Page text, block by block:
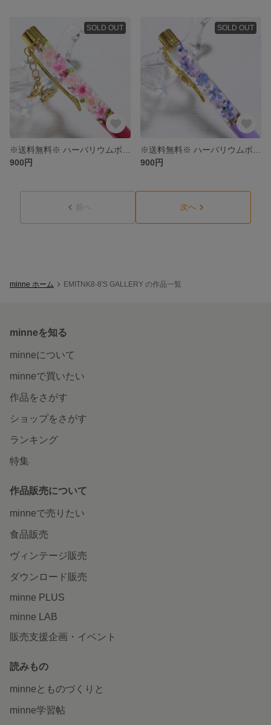
SOLD OUT
900円
SOLD OUT
900円
前へ 次へ
minne ホーム EMITNK8-8'S GALLERY の作品一覧
minneを知る
minneについて
minneで買いたい
作品をさがす
ショップをさがす
ランキング
特集
作品販売について
minneで売りたい
食品販売
ヴィンテージ販売
ダウンロード販売
minne PLUS
minne LAB
販売支援企画・イベント
読みもの
minneとものづくりと
minne学習帖